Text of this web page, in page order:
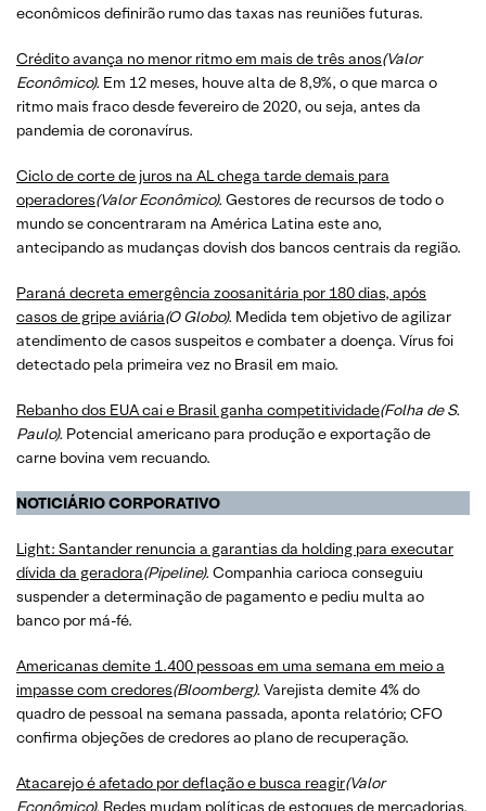
econômicos definirão rumo das taxas nas reuniões futuras.
​​​​​​​Crédito avança no menor ritmo em mais de três anos(Valor
Econômico). Em 12 meses, houve alta de 8,9%, o que marca o
ritmo mais fraco desde fevereiro de 2020, ou seja, antes da
pandemia de coronavírus.
​​​​​​​Ciclo de corte de juros na AL chega tarde demais para
operadores(Valor Econômico). Gestores de recursos de todo o
mundo se concentraram na América Latina este ano,
antecipando as mudanças dovish dos bancos centrais da região.
Paraná decreta emergência zoosanitária por 180 dias, após
casos de gripe aviária(O Globo). Medida tem objetivo de agilizar
atendimento de casos suspeitos e combater a doença. Vírus foi
detectado pela primeira vez no Brasil em maio.
​​​​​​​Rebanho dos EUA cai e Brasil ganha competitividade(Folha de S.
Paulo). Potencial americano para produção e exportação de
carne bovina vem recuando.
NOTICIÁRIO CORPORATIVO
Light: Santander renuncia a garantias da holding para executar
dívida da geradora(Pipeline). Companhia carioca conseguiu
suspender a determinação de pagamento e pediu multa ao
banco por má-fé.
Americanas demite 1.400 pessoas em uma semana em meio a
impasse com credores(Bloomberg). Varejista demite 4% do
quadro de pessoal na semana passada, aponta relatório; CFO
confirma objeções de credores ao plano de recuperação.
Atacarejo é afetado por deflação e busca reagir(Valor
Econômico). Redes mudam políticas de estoques de mercadorias,